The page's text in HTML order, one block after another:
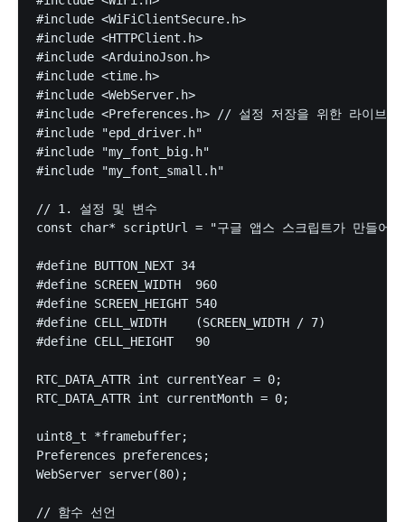
#include <WiFiClientSecure.h>
#include <HTTPClient.h>
#include <ArduinoJson.h>
#include <time.h>
#include <WebServer.h>
#include <Preferences.h> // 설정 저장을 위한 라이브러
#include "epd_driver.h"
#include "my_font_big.h"
#include "my_font_small.h"
// 1. 설정 및 변수
const char* scriptUrl = "구글 앱스 스크립트가 만들어
#define BUTTON_NEXT 34
#define SCREEN_WIDTH  960
#define SCREEN_HEIGHT 540
#define CELL_WIDTH    (SCREEN_WIDTH / 7)
#define CELL_HEIGHT   90
RTC_DATA_ATTR int currentYear = 0;
RTC_DATA_ATTR int currentMonth = 0;
uint8_t *framebuffer;
Preferences preferences;
WebServer server(80);
// 함수 선언